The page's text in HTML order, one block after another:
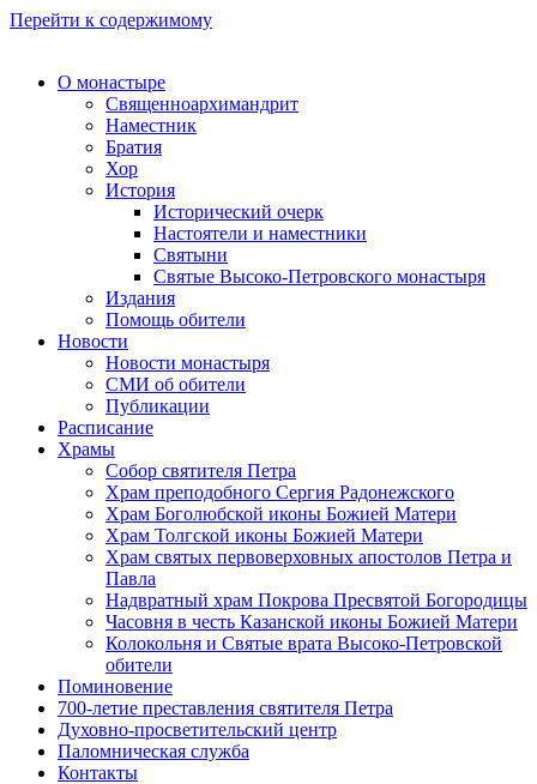
Перейти к содержимому
О монастыре
Священноархимандрит
Наместник
Братия
Хор
История
Исторический очерк
Настоятели и наместники
Святыни
Святые Высоко-Петровского монастыря
Издания
Помощь обители
Новости
Новости монастыря
СМИ об обители
Публикации
Расписание
Храмы
Собор святителя Петра
Храм преподобного Сергия Радонежского
Храм Боголюбской иконы Божией Матери
Храм Толгской иконы Божией Матери
Храм святых первоверховных апостолов Петра и
Павла
Надвратный храм Покрова Пресвятой Богородицы
Часовня в честь Казанской иконы Божией Матери
Колокольня и Святые врата Высоко-Петровской
обители
Поминовение
700-летие преставления святителя Петра
Духовно-просветительский центр
Паломническая служба
Контакты